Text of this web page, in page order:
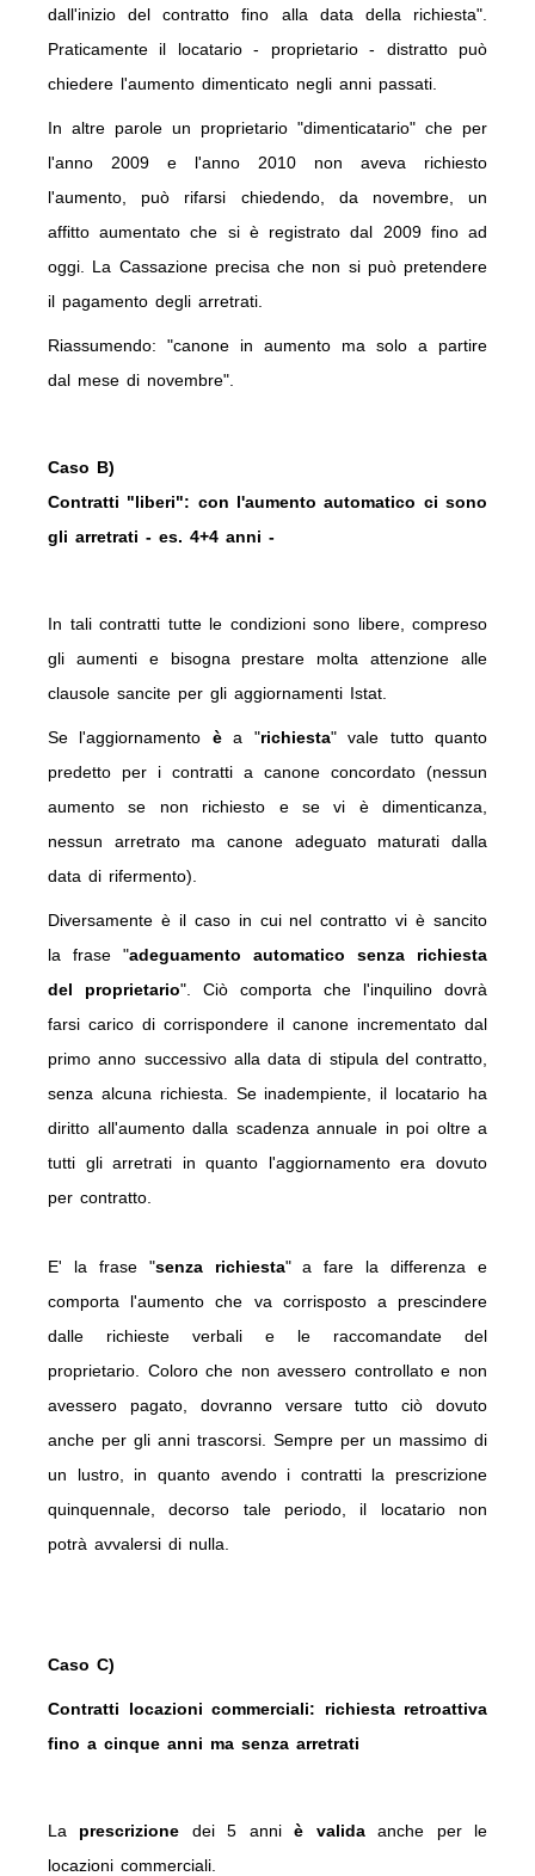
dall'inizio del contratto fino alla data della richiesta".
Praticamente il locatario - proprietario - distratto può
chiedere l'aumento dimenticato negli anni passati.
In altre parole un proprietario "dimenticatario" che per
l'anno 2009 e l'anno 2010 non aveva richiesto
l'aumento, può rifarsi chiedendo, da novembre, un
affitto aumentato che si è registrato dal 2009 fino ad
oggi. La Cassazione precisa che non si può pretendere
il pagamento degli arretrati.
Riassumendo: "canone in aumento ma solo a partire
dal mese di novembre".
Caso B)
Contratti "liberi": con l'aumento automatico ci sono
gli arretrati - es. 4+4 anni -
In tali contratti tutte le condizionisono libere, compreso
gli aumenti e bisogna prestare molta attenzione alle
clausole sancite per gli aggiornamenti Istat.
Se l'aggiornamento èa "richiesta" vale tutto quanto
predetto per i contratti a canone concordato (nessun
aumento se non richiesto e se vi è dimenticanza,
nessun arretrato ma canone adeguato maturati dalla
data di rifermento).
Diversamente è il caso in cui nel contratto vi è sancito
la frase "adeguamento automatico senza richiesta
del proprietario". Ciò comporta che l'inquilino dovrà
farsi carico di corrispondere il canone incrementato dal
primo anno successivo alla data di stipula del contratto,
senza alcuna richiesta. Se inadempiente, il locatario ha
diritto all'aumento dalla scadenza annuale in poi oltre a
tutti gli arretrati in quanto l'aggiornamento era dovuto
per contratto.
E' la frase "senza richiesta" a fare la differenza e
comporta l'aumento che va corrisposto a prescindere
dalle richieste verbali e le raccomandate del
proprietario. Coloro che non avessero controllato e non
avessero pagato, dovranno versare tutto ciò dovuto
anche per gli anni trascorsi. Sempre per un massimo di
un lustro, in quanto avendo i contratti la prescrizione
quinquennale, decorso tale periodo, il locatario non
potrà avvalersi di nulla.
Caso C)
Contratti locazioni commerciali: richiesta retroattiva
fino a cinque anni ma senza arretrati
La prescrizione dei 5 anniè validaanche per le
locazioni commerciali.